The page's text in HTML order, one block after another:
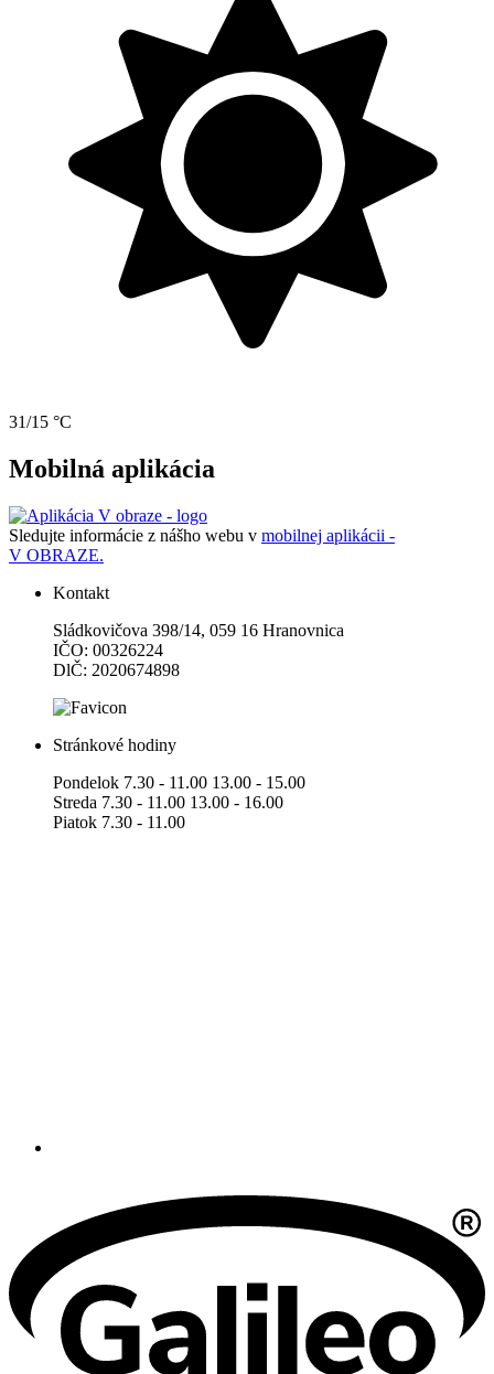
31/15 °C
Mobilná aplikácia
Sledujte informácie z nášho webu v mobilnej aplikácii -
V OBRAZE.
Kontakt
Sládkovičova 398/14, 059 16 Hranovnica
IČO: 00326224
DlČ: 2020674898
Stránkové hodiny
Pondelok 7.30 - 11.00 13.00 - 15.00
Streda 7.30 - 11.00 13.00 - 16.00
Piatok 7.30 - 11.00